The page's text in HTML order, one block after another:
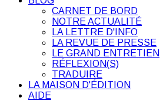
CARNET DE BORD
NOTRE ACTUALITÉ
LA LETTRE D'INFO
LA REVUE DE PRESSE
LE GRAND ENTRETIEN
RÉFLEXION(S)
TRADUIRE
LA MAISON D'ÉDITION
AIDE